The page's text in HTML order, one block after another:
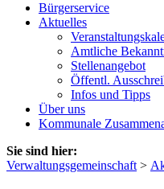
Bürgerservice
Aktuelles
Amtliche
Stellenangebot
Öffentl.
Infos und Tipps
Über uns
Kommunale
Sie sind hier:
Verwaltungsgemeinschaft >